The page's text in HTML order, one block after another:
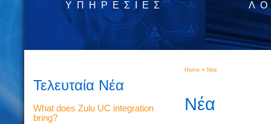
ΥΠΗΡΕΣΊΕΣ
Τελευταία Νέα
What does Zulu UC integration
bring?
Home » Νέα
Νέα